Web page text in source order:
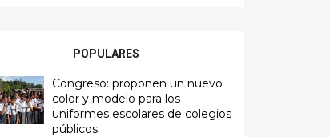
POPULARES
Congreso: proponen un nuevo
color y modelo para los
uniformes escolares de colegios
públicos